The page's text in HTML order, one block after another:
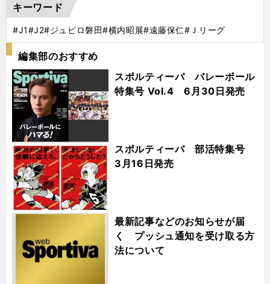
キーワード
#J1#J2#ジュビロ磐田#横内昭展#遠藤保仁#Ｊリーグ
編集部のおすすめ
スポルティーバ バレーボール
特集号 Vol.4 6月30日発売
スポルティーバ 部活特集号
3月16日発売
最新記事などのお知らせが届
く プッシュ通知を受け取る方
法について